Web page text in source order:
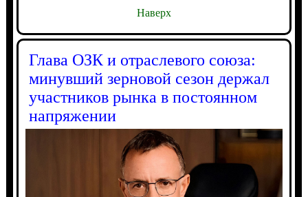
Наверх
Глава ОЗК и отраслевого союза:
минувший зерновой сезон держал
участников рынка в постоянном
напряжении